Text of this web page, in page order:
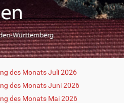
des Monats Juli 2026
des Monats Juni 2026
des Monats Mai 2026